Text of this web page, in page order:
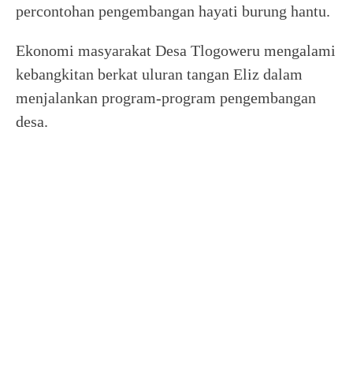
percontohan pengembangan hayati burung hantu.
Ekonomi masyarakat Desa Tlogoweru mengalami
kebangkitan berkat uluran tangan Eliz dalam
menjalankan program-program pengembangan
desa.